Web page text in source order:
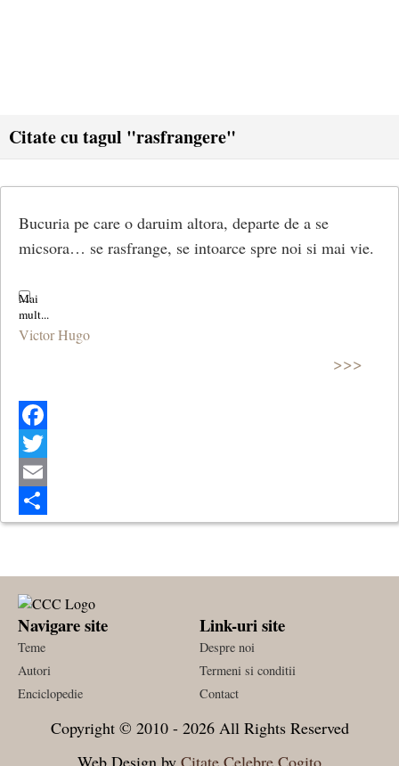
Citate cu tagul "rasfrangere"
Bucuria pe care o daruim altora, departe de a se
micsora… se rasfrange, se intoarce spre noi si mai vie.
Victor Hugo
>>>
Facebook
Twitter
Email
Share
Navigare site
Teme
Autori
Enciclopedie
Link-uri site
Despre noi
Termeni si conditii
Contact
Copyright © 2010 - 2026 All Rights Reserved
Web Design by Citate Celebre Cogito